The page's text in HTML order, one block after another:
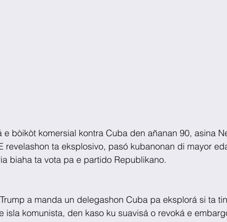
e bòikòt komersial kontra Cuba den añanan 90, asina
revelashon ta eksplosivo, pasó kubanonan di mayor
biaha ta vota pa e partido Republikano.
a manda un delegashon Cuba pa eksplorá si ta
isla komunista, den kaso ku suavisá o revoká e